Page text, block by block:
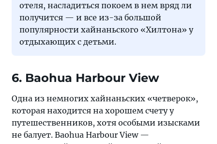
отеля, насладиться покоем в нем вряд ли
получится — и все из-за большой
популярности хайнаньского «Хилтона» у
отдыхающих с детьми.
6. Baohua Harbour View
Одна из немногих хайнаньских «четверок»,
которая находится на хорошем счету у
путешественников, хотя особыми изысками
не балует. Baohua Harbour View —